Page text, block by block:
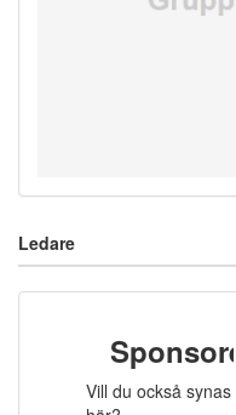
Ledare
Sponsorer
Vill du också synas